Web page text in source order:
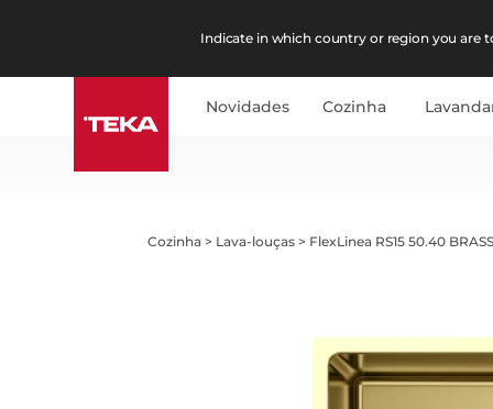
Indicate in which country or region you are
Novidades Cozinha
Cozinha > Lava-louças > FlexLinea RS15 50.40 BRASS